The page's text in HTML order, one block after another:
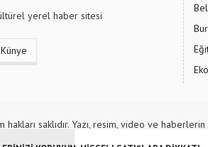
yerel haber sitesi
Künye
saklıdır. Yazı, resim, video ve